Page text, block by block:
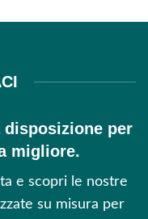
per
migliore.
e scopri le nostre
su misura per